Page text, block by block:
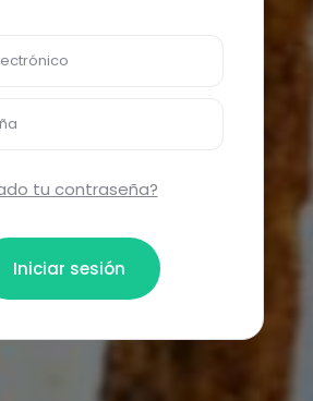
tu contraseña?
Iniciar sesión